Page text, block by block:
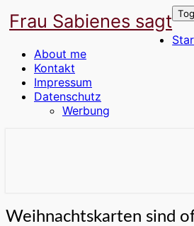
Frau Sabienes sagt
About me
Kontakt
Impressum
Datenschutz
Werbung
Weihnachtskarten
Weihnachtskarten sind